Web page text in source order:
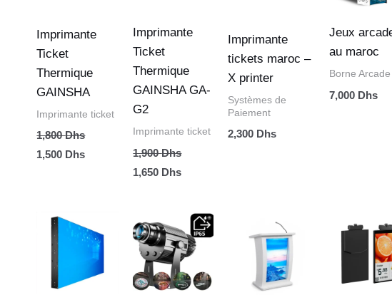
Imprimante
Ticket
Thermique
GAINSHA
Imprimante ticket
1,800Dhs
1,500 Dhs
Imprimante
Ticket
Thermique
GAINSHA GA-
G2
Imprimante ticket
1,900Dhs
1,650 Dhs
Imprimante
tickets maroc –
X printer
Systèmes de
Paiement
2,300 Dhs
Jeux
au maroc
Borne Arcade
7,000 Dhs
prix
initial
était :
16,000 Dhs.
prix
actuel
est :
15,000 Dhs.
Plage
de
prix :
3,900 Dhs
à
8,000 Dhs
53,000 Dhs.
prix
actuel
est :
43,000 Dhs.